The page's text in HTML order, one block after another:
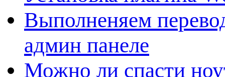
Выполненяем
админ панеле
Можно ли спасти